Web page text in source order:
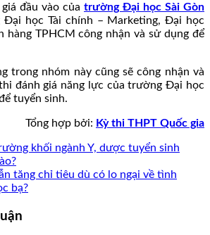
đầu vào của trường Đại học Sài Gòn
học Tài chính – Marketing, Đại học
hàng TPHCM công nhận và sử dụng để
trong nhóm này cũng sẽ công nhận và
đánh giá năng lực của trường Đại học
tuyển sinh.
Tổng hợp bởi: Kỳ thi THPT Quốc gia
khối ngành Y, dược tuyển sinh
tăng chỉ tiêu dù có lo ngại về tình
bạ?